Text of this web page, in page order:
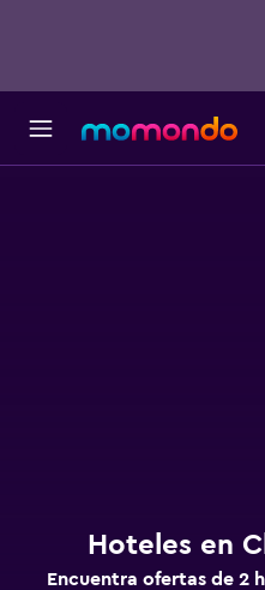
Hoteles en
Encuentra ofertas de 2